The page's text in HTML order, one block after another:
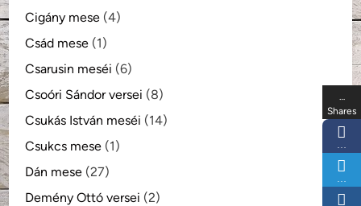
Cigány mese (4)
Csád mese (1)
Csarusin meséi (6)
Csoóri Sándor versei (8)
Csukás István meséi (14)
Csukcs mese (1)
Dán mese (27)
Demény Ottó versei (2)
…
Shares
…
…